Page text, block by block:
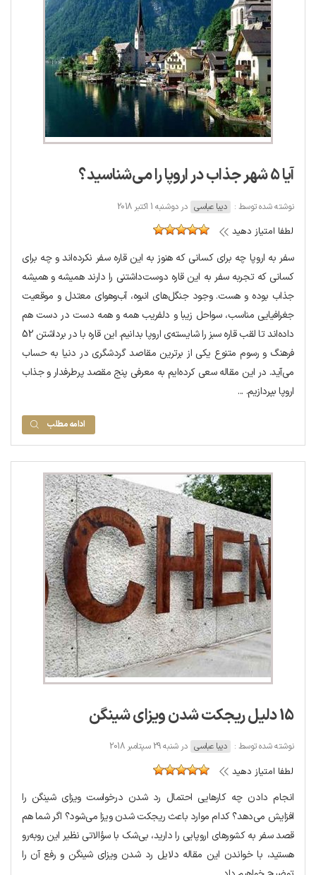
آیا 5 شهر جذاب در اروپا را می‌شناسید؟
نوشته شده توسط : دیبا عباسی در دوشنبه 1 اکتبر 2018
لطفا امتیاز دهید
سفر به اروپا چه برای کسانی که هنوز به این قاره سفر نکرده‌اند و چه برای
کسانی که تجربه سفر به این قاره دوست‌داشتنی را دارند همیشه و همیشه
جذاب بوده و هست. وجود جنگل‌های انبوه، آب‌وهوای معتدل و موقعیت
جغرافیایی مناسب، سواحل زیبا و دلفریب همه و همه دست در دست هم
داده‌اند تا لقب قاره سبز را شایسته‌ی اروپا بدانیم. این قاره با در برداشتن 52
فرهنگ و رسوم متنوع یکی از برترین مقاصد گردشگری در دنیا به حساب
می‌آید. در این مقاله سعی کرده‌ایم به معرفی پنج مقصد پرطرفدار و جذاب
اروپا بپردازیم. ...
ادامه مطلب
15 دلیل ریجکت شدن ویزای شینگن
نوشته شده توسط : دیبا عباسی در شنبه 29 سپتامبر 2018
لطفا امتیاز دهید
انجام دادن چه کارهایی احتمال رد شدن درخواست ویزای شینگن را
افزایش می‌دهد؟ کدام موارد باعث ریجکت شدن ویزا می‌شود؟ اگر شما هم
قصد سفر به کشورهای اروپایی را دارید، بی‌شک با سؤالاتی نظیر این روبه‌رو
هستید، با خواندن این مقاله دلایل رد شدن ویزای شینگن و رفع آن را